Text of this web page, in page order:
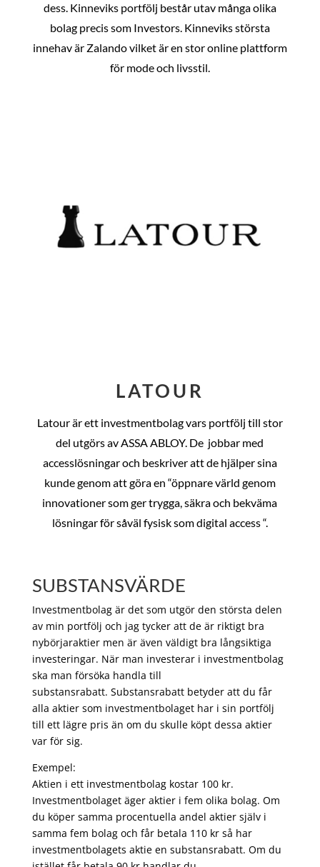
dess. Kinneviks portfölj består utav många olika
bolag precis som Investors. Kinneviks största
innehav är Zalando vilket är en stor online plattform
för mode och livsstil.
LATOUR
Latour är ett investmentbolag vars portfölj till stor
del utgörs av ASSA ABLOY. De jobbar med
accesslösningar och beskriver att de hjälper sina
kunde genom att göra en “öppnare värld genom
innovationer som ger trygga, säkra och bekväma
lösningar för såväl fysisk som digital access “.
SUBSTANSVÄRDE
Investmentbolag är det som utgör den största delen
av min portfölj och jag tycker att de är riktigt bra
nybörjaraktier men är även väldigt bra långsiktiga
investeringar. När man investerar i investmentbolag
ska man försöka handla till
substansrabatt. Substansrabatt betyder att du får
alla aktier som investmentbolaget har i sin portfölj
till ett lägre pris än om du skulle köpt dessa aktier
var för sig.
Exempel:
Aktien i ett investmentbolag kostar 100 kr.
Investmentbolaget äger aktier i fem olika bolag. Om
du köper samma procentuella andel aktier själv i
samma fem bolag och får betala 110 kr så har
investmentbolagets aktie en substansrabatt. Om du